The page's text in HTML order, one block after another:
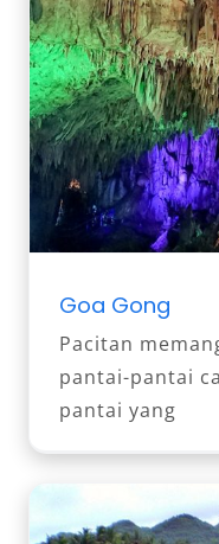
Goa Gong
Pacitan
pantai-pantai
pantai yang